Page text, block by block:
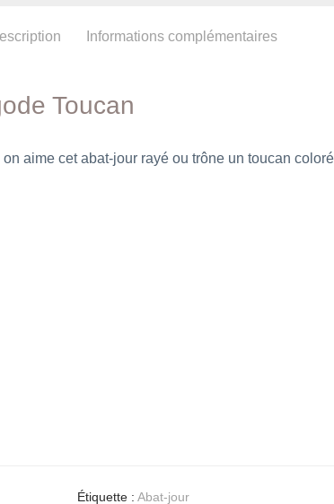
Informations complémentaires
Toucan
aime cet abat-jour rayé ou trône un toucan
Étiquette : Abat-jour